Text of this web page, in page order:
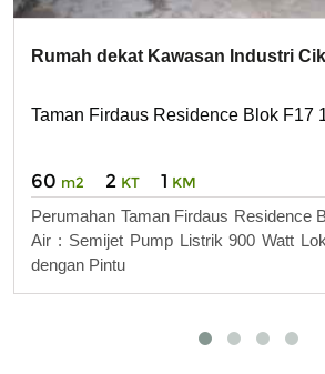
Rumah dekat Kawasan Industri
Taman Firdaus Residence Blok F17
60 m2 2 KT 1 KM
Perumahan Taman Firdaus Residence
Air : Semijet Pump Listrik 900 Watt
dengan Pintu